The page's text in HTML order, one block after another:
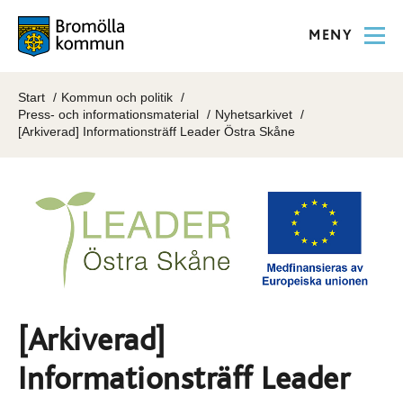
MENY
Start
Kommun och politik
Press- och informationsmaterial
Nyhetsarkivet
[Arkiverad] Informationsträff Leader Östra Skåne
[Arkiverad]
Informationsträff Leader